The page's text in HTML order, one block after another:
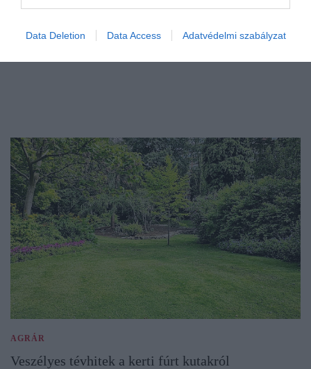
Data Deletion Data Access Adatvédelmi szabályzat
AGRÁR
Veszélyes tévhitek a kerti fúrt kutakról